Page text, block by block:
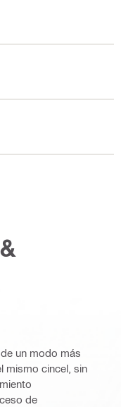
un modo más
mismo cincel, sin
de